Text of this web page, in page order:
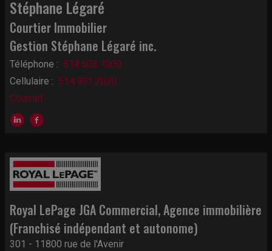
Stéphane Légaré
Courtier Immobilier
Gestion Stéphane Légaré inc.
Téléphone : 514.603.7000
Cellulaire : 514.991.3030
Courriel
Royal LePage JGA Commercial, Agence immobilière
(Franchisé indépendant et autonome)
301 - 11800 rue de l'Avenir